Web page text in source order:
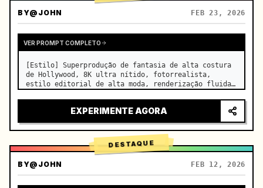
BY@JOHN FEB 23, 2026
VER PROMPT COMPLETO
[Estilo] Superprodução de fantasia de alta costura
de Hollywood, 8K ultra nítido, fotorrealista,
estilo editorial de alta moda, renderização fluida
segundos. [Cena] Um Salar de Uyuni (Espelho do Céu)
infinito e real…EXPERIMENTE AGORA
DESTAQUE
BY@JOHN FEB 12, 2026